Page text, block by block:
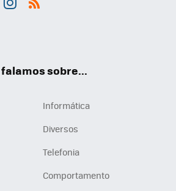
sobre...
Informática
Diversos
Telefonia
Comportamento